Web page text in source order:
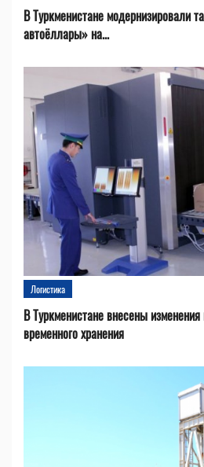
В Туркменистане модернизировали
автоёллары» на...
Логистика
В Туркменистане внесены
временного хранения